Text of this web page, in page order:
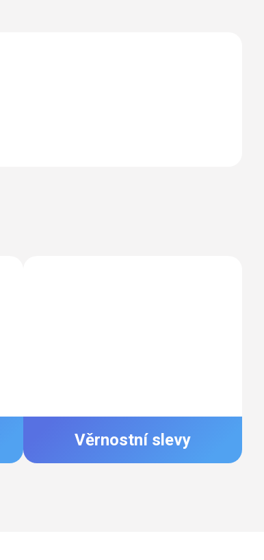
Věrnostní slevy